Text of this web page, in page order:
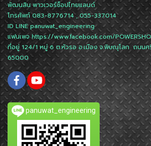
พัฒนสิน พาวเวอร์ช็อปไทยแลนด์
โทรศัพท์ 083-8776714 , 055-337014
ID LINEpanuwat_engineering
แฟนเพจhttps://www.facebook.com/
ที่อยู่ 124/1 หมู่ 6 ต.หัวรอ อ.เมือง จ.พิษณุโลก ถนน
65000
panuwat_engineering